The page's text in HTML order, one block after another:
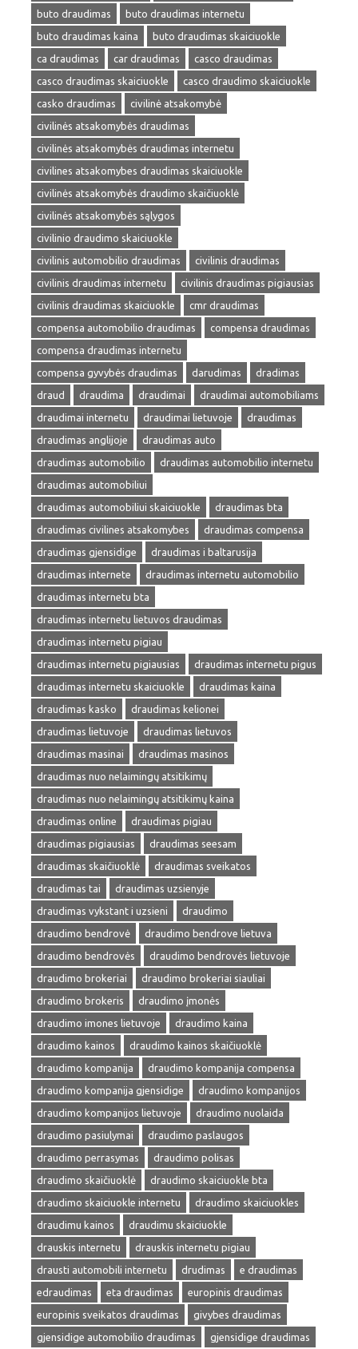
buto draudimas
buto draudimas internetu
buto draudimas kaina
buto draudimas skaiciuokle
ca draudimas
car draudimas
casco draudimas
casco draudimas skaiciuokle
casco draudimo skaiciuokle
casko draudimas
civilinė atsakomybė
civilinės atsakomybės draudimas
civilinės atsakomybės draudimas internetu
civilines atsakomybes draudimas skaiciuokle
civilinės atsakomybės draudimo skaičiuoklė
civilinės atsakomybės sąlygos
civilinio draudimo skaiciuokle
civilinis automobilio draudimas
civilinis draudimas
civilinis draudimas internetu
civilinis draudimas pigiausias
civilinis draudimas skaiciuokle
cmr draudimas
compensa automobilio draudimas
compensa draudimas
compensa draudimas internetu
compensa gyvybės draudimas
darudimas
dradimas
draud
draudima draudimai
draudimai automobiliams
draudimai internetu
draudimai lietuvoje
draudimas
draudimas anglijoje
draudimas auto
draudimas automobilio
draudimas automobilio internetu
draudimas automobiliui
draudimas automobiliui skaiciuokle
draudimas bta
draudimas civilines atsakomybes
draudimas compensa
draudimas gjensidige
draudimas i baltarusija
draudimas internete
draudimas internetu automobilio
draudimas internetu bta
draudimas internetu lietuvos draudimas
draudimas internetu pigiau
draudimas internetu pigiausias
draudimas internetu pigus
draudimas internetu skaiciuokle
draudimas kaina
draudimas kasko
draudimas kelionei
draudimas lietuvoje
draudimas lietuvos
draudimas masinai
draudimas masinos
draudimas nuo nelaimingų atsitikimų
draudimas nuo nelaimingų atsitikimų kaina
draudimas online
draudimas pigiau
draudimas pigiausias
draudimas seesam
draudimas skaičiuoklė
draudimas sveikatos
draudimas tai
draudimas uzsienyje
draudimas vykstant i uzsieni
draudimo
draudimo bendrovė
draudimo bendrove lietuva
draudimo bendrovės
draudimo bendrovės lietuvoje
draudimo brokeriai
draudimo brokeriai siauliai
draudimo brokeris
draudimo įmonės
draudimo imones lietuvoje
draudimo kaina
draudimo kainos
draudimo kainos skaičiuoklė
draudimo kompanija
draudimo kompanija compensa
draudimo kompanija gjensidige
draudimo kompanijos
draudimo kompanijos lietuvoje
draudimo nuolaida
draudimo pasiulymai
draudimo paslaugos
draudimo perrasymas
draudimo polisas
draudimo skaičiuoklė
draudimo skaiciuokle bta
draudimo skaiciuokle internetu
draudimo skaiciuokles
draudimu kainos
draudimu skaiciuokle
drauskis internetu
drauskis internetu pigiau
drausti automobili internetu
drudimas
e draudimas
edraudimas
eta draudimas
europinis draudimas
europinis sveikatos draudimas
givybes draudimas
gjensidige automobilio draudimas
gjensidige draudimas